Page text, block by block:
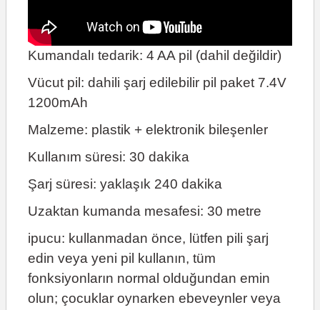
Kumandalı tedarik: 4 AA pil (dahil değildir)
Vücut pil: dahili şarj edilebilir pil paket 7.4V
1200mAh
Malzeme: plastik + elektronik bileşenler
Kullanım süresi: 30 dakika
Şarj süresi: yaklaşık 240 dakika
Uzaktan kumanda mesafesi: 30 metre
ipucu: kullanmadan önce, lütfen pili şarj
edin veya yeni pil kullanın, tüm
fonksiyonların normal olduğundan emin
olun; çocuklar oynarken ebeveynler veya